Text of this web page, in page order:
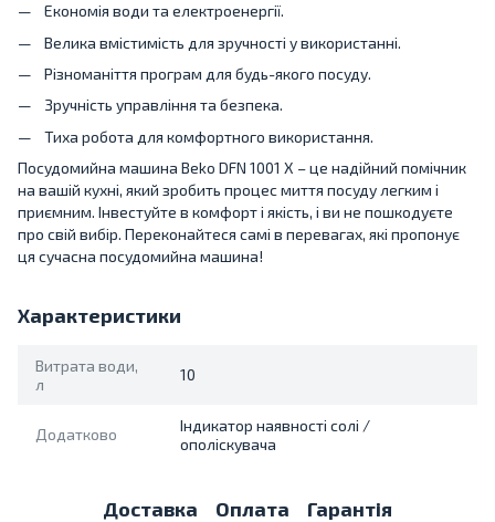
Економія води та електроенергії.
Велика вмістимість для зручності у використанні.
Різноманіття програм для будь-якого посуду.
Зручність управління та безпека.
Тиха робота для комфортного використання.
Посудомийна машина Beko DFN 1001 X – це надійний помічник
на вашій кухні, який зробить процес миття посуду легким і
приємним. Інвестуйте в комфорт і якість, і ви не пошкодуєте
про свій вибір. Переконайтеся самі в перевагах, які пропонує
ця сучасна посудомийна машина!
Характеристики
Витрата води,
л
10
Додатково
Індикатор наявності солі /
ополіскувача
Доставка Оплата Гарантія